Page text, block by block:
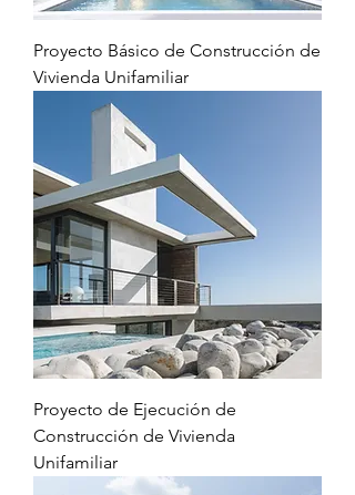
Proyecto Básico de Construcción de
Vivienda Unifamiliar
Proyecto de Ejecución de
Construcción de Vivienda
Unifamiliar